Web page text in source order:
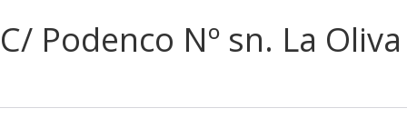
C/ Podenco Nº sn. La Oliva